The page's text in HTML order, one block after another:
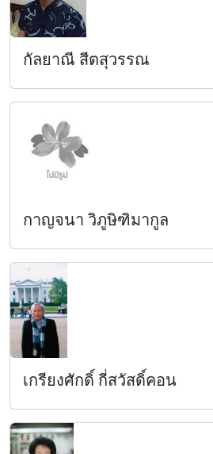
กัลยาณี สีตสุวรรณ
กาญจนา วิภูษิฑิมากูล
เกรียงศักดิ์ กี่สวัสดิ์คอน